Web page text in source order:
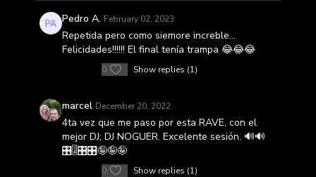
Pedro A. February 02, 2023
Repetida pero como siemore increble...
Felicidades!!!!!! El final tenía trampa 😂😂😂
0 Show replies (1)
marcel December 20, 2022
4ta vez que me paso por esta RAVE, con el
mejor DJ; DJ NOGUER. Excelente sesión. 🔊🔊
🎛🎚🎛🎛🤪🤪🤪
0 Show replies (1)